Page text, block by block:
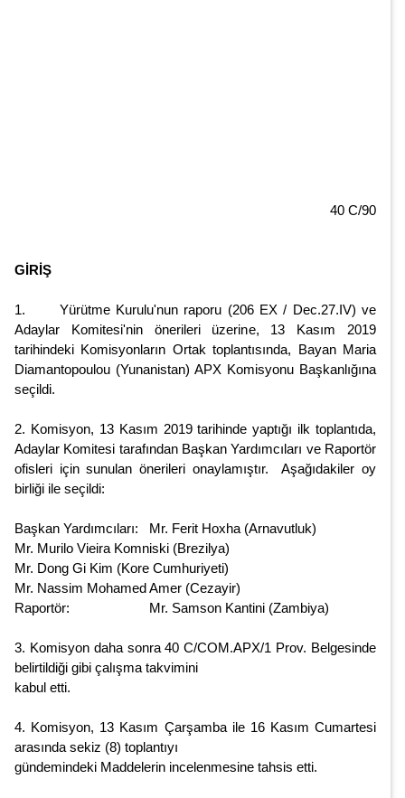
40 C/90
GİRİŞ
1. Yürütme Kurulu'nun raporu (206 EX / Dec.27.IV) ve
Adaylar Komitesi'nin önerileri üzerine, 13 Kasım 2019
tarihindeki Komisyonların Ortak toplantısında, Bayan Maria
Diamantopoulou (Yunanistan) APX Komisyonu Başkanlığına
seçildi.
2. Komisyon, 13 Kasım 2019 tarihinde yaptığı ilk toplantıda,
Adaylar Komitesi tarafından Başkan Yardımcıları ve Raportör
ofisleri için sunulan önerileri onaylamıştır. Aşağıdakiler oy
birliği ile seçildi:
Başkan Yardımcıları: Mr. Ferit Hoxha (Arnavutluk)
Mr. Murilo Vieira Komniski (Brezilya)
Mr. Dong Gi Kim (Kore Cumhuriyeti)
Mr. Nassim Mohamed Amer (Cezayir)
Raportör: Mr. Samson Kantini (Zambiya)
3. Komisyon daha sonra 40 C/COM.APX/1 Prov. Belgesinde
belirtildiği gibi çalışma takvimini
kabul etti.
4. Komisyon, 13 Kasım Çarşamba ile 16 Kasım Cumartesi
arasında sekiz (8) toplantıyı
gündemindeki Maddelerin incelenmesine tahsis etti.